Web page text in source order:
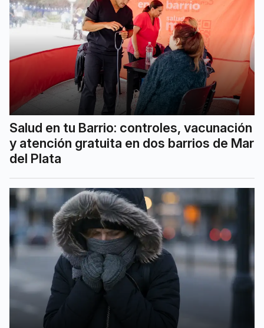
Salud en tu Barrio: controles, vacunación
y atención gratuita en dos barrios de Mar
del Plata